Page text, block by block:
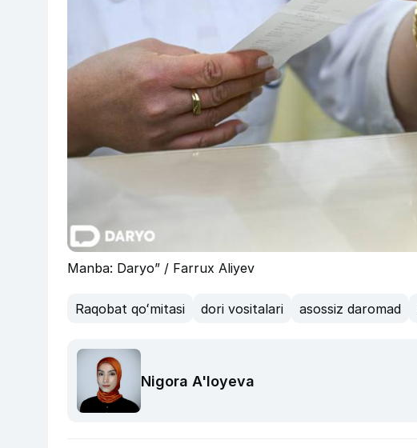
Manba: Daryo” / Farrux Aliyev
Raqobat qoʻmitasi dori vositalari asossiz daromad
Nigora A'loyeva